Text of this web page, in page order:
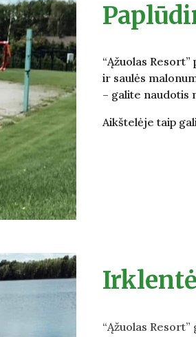
“Ąžuolas
ir saulės
– galite naudotis
Aikštelėje taip
“Ąžuolas